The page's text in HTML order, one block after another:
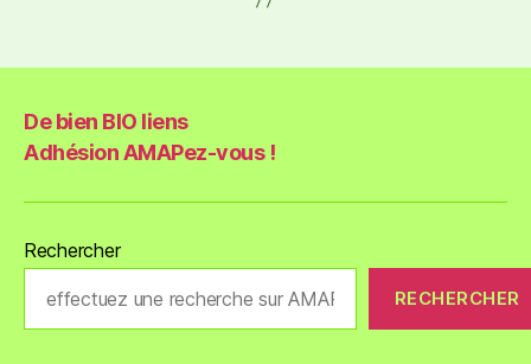
De bien BIO liens
Adhésion AMAPez-vous !
Rechercher
RECHERCHER